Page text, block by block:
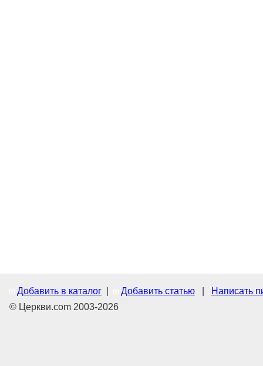
Добавить в каталог Добавить статью
Написать
© Церкви.com 2003-2026